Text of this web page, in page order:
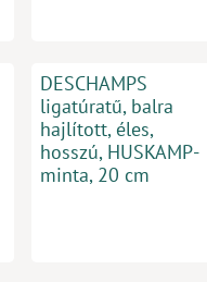
DESCHAMPS
ligatúratű, balra
hajlított, éles,
hosszú, HUSKAMP-
minta, 20 cm